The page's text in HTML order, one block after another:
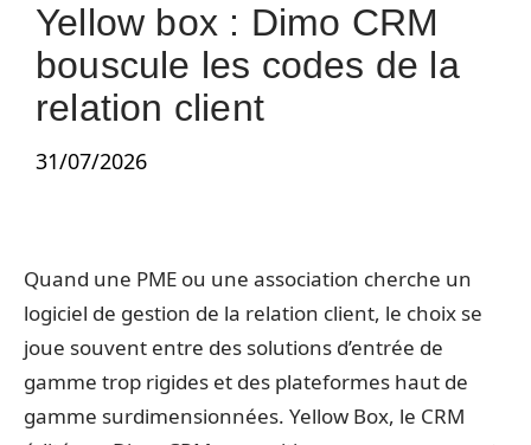
Yellow box : Dimo CRM
bouscule les codes de la
relation client
31/07/2026
Quand une PME ou une association cherche un
logiciel de gestion de la relation client, le choix se
joue souvent entre des solutions d’entrée de
gamme trop rigides et des plateformes haut de
gamme surdimensionnées. Yellow Box, le CRM